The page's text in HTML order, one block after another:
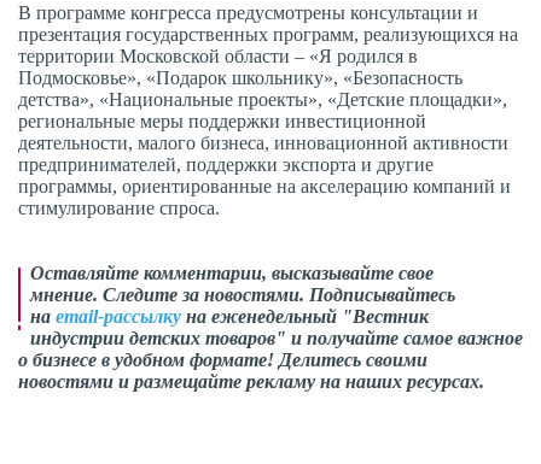
В программе конгресса предусмотрены консультации и
презентация государственных программ, реализующихся на
территории Московской области – «Я родился в
Подмосковье», «Подарок школьнику», «Безопасность
детства», «Национальные проекты», «Детские площадки»,
региональные меры поддержки инвестиционной
деятельности, малого бизнеса, инновационной активности
предпринимателей, поддержки экспорта и другие
программы, ориентированные на акселерацию компаний и
стимулирование спроса.
Оставляйте комментарии, высказывайте свое
мнение. Следите за новостями. Подписывайтесь
на email-рассылку на еженедельный "Вестник
индустрии детских товаров" и получайте самое важное
о бизнесе в удобном формате! Делитесь своими
новостями и размещайте рекламу на наших ресурсах.